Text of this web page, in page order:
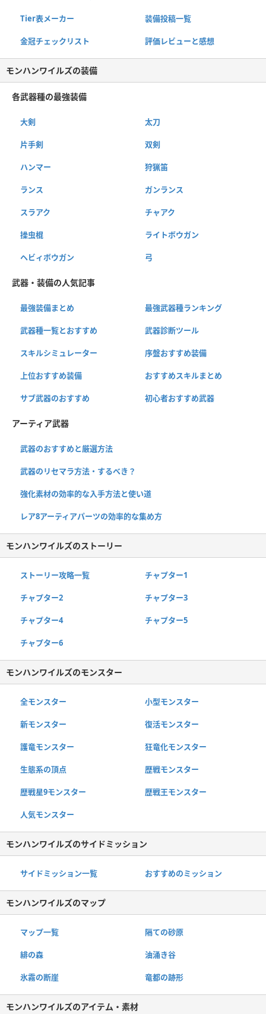
Tier表メーカー 装備投稿一覧
金冠チェックリスト 評価レビューと感想
モンハンワイルズの装備
各武器種の最強装備
大剣 太刀
片手剣 双剣
ハンマー 狩猟笛
ランス ガンランス
スラアク チャアク
操虫棍 ライトボウガン
ヘビィボウガン 弓
武器・装備の人気記事
最強装備まとめ 最強武器種ランキング
武器種一覧とおすすめ 武器診断ツール
スキルシミュレーター 序盤おすすめ装備
上位おすすめ装備 おすすめスキルまとめ
サブ武器のおすすめ 初心者おすすめ武器
アーティア武器
武器のおすすめと厳選方法
武器のリセマラ方法・するべき？
強化素材の効率的な入手方法と使い道
レア8アーティアパーツの効率的な集め方
モンハンワイルズのストーリー
ストーリー攻略一覧 チャプター1
チャプター2 チャプター3
チャプター4 チャプター5
チャプター6
モンハンワイルズのモンスター
全モンスター 小型モンスター
新モンスター 復活モンスター
護竜モンスター 狂竜化モンスター
生態系の頂点 歴戦モンスター
歴戦星9モンスター 歴戦王モンスター
人気モンスター
モンハンワイルズのサイドミッション
サイドミッション一覧 おすすめのミッション
モンハンワイルズのマップ
マップ一覧 隔ての砂原
緋の森 油涌き谷
氷霧の断崖 竜都の跡形
モンハンワイルズのアイテム・素材